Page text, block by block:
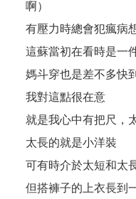
啊）
有壓力時總會犯瘋病
這蘇當初在看時是一
媽斗穿也是差不多快
我對這點很在意
就是我心中有把尺，
太長的就是小洋裝
可有時介於太短和太
但搭褲子的上衣長到